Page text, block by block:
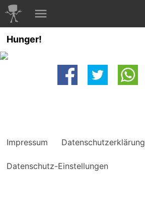
Hunger!
Impressum Datenschutzerklärung
Datenschutz-Einstellungen